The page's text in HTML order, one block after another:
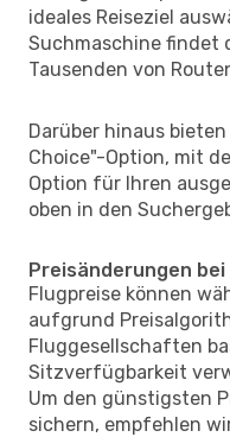
ideales Reiseziel
Suchmaschine findet
Tausenden von
Darüber hinaus
Choice"-Option, mit
Option für Ihren
oben in den
Preisänderungen
Flugpreise können
aufgrund
Fluggesellschaften
Sitzverfügbarkeit
Um den günstigsten
sichern, empfehlen